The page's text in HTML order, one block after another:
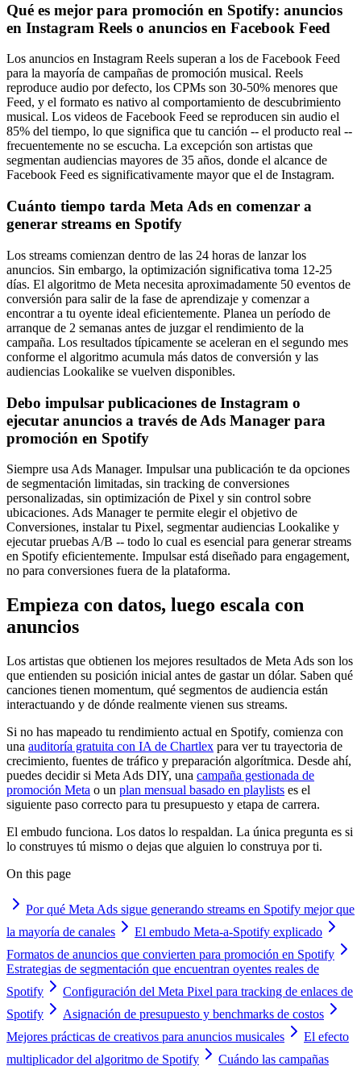
Qué es mejor para promoción en Spotify: anuncios
en Instagram Reels o anuncios en Facebook Feed
Los anuncios en Instagram Reels superan a los de Facebook Feed
para la mayoría de campañas de promoción musical. Reels
reproduce audio por defecto, los CPMs son 30-50% menores que
Feed, y el formato es nativo al comportamiento de descubrimiento
musical. Los videos de Facebook Feed se reproducen sin audio el
85% del tiempo, lo que significa que tu canción -- el producto real --
frecuentemente no se escucha. La excepción son artistas que
segmentan audiencias mayores de 35 años, donde el alcance de
Facebook Feed es significativamente mayor que el de Instagram.
Cuánto tiempo tarda Meta Ads en comenzar a
generar streams en Spotify
Los streams comienzan dentro de las 24 horas de lanzar los
anuncios. Sin embargo, la optimización significativa toma 12-25
días. El algoritmo de Meta necesita aproximadamente 50 eventos de
conversión para salir de la fase de aprendizaje y comenzar a
encontrar a tu oyente ideal eficientemente. Planea un período de
arranque de 2 semanas antes de juzgar el rendimiento de la
campaña. Los resultados típicamente se aceleran en el segundo mes
conforme el algoritmo acumula más datos de conversión y las
audiencias Lookalike se vuelven disponibles.
Debo impulsar publicaciones de Instagram o
ejecutar anuncios a través de Ads Manager para
promoción en Spotify
Siempre usa Ads Manager. Impulsar una publicación te da opciones
de segmentación limitadas, sin tracking de conversiones
personalizadas, sin optimización de Pixel y sin control sobre
ubicaciones. Ads Manager te permite elegir el objetivo de
Conversiones, instalar tu Pixel, segmentar audiencias Lookalike y
ejecutar pruebas A/B -- todo lo cual es esencial para generar streams
en Spotify eficientemente. Impulsar está diseñado para engagement,
no para conversiones fuera de la plataforma.
Empieza con datos, luego escala con
anuncios
Los artistas que obtienen los mejores resultados de Meta Ads son los
que entienden su posición inicial antes de gastar un dólar. Saben qué
canciones tienen momentum, qué segmentos de audiencia están
interactuando y de dónde realmente vienen sus streams.
Si no has mapeado tu rendimiento actual en Spotify, comienza con
una auditoría gratuita con IA de Chartlex para ver tu trayectoria de
crecimiento, fuentes de tráfico y preparación algorítmica. Desde ahí,
puedes decidir si Meta Ads DIY, una campaña gestionada de
promoción Meta o un plan mensual basado en playlists es el
siguiente paso correcto para tu presupuesto y etapa de carrera.
El embudo funciona. Los datos lo respaldan. La única pregunta es si
lo construyes tú mismo o dejas que alguien lo construya por ti.
On this page
Por qué Meta Ads sigue generando streams en Spotify mejor que
la mayoría de canales
El embudo Meta-a-Spotify explicado
Formatos de anuncios que convierten para promoción en Spotify
Estrategias de segmentación que encuentran oyentes reales de
Spotify
Configuración del Meta Pixel para tracking de enlaces de
Spotify
Asignación de presupuesto y benchmarks de costos
Mejores prácticas de creativos para anuncios musicales
El efecto
multiplicador del algoritmo de Spotify
Cuándo las campañas